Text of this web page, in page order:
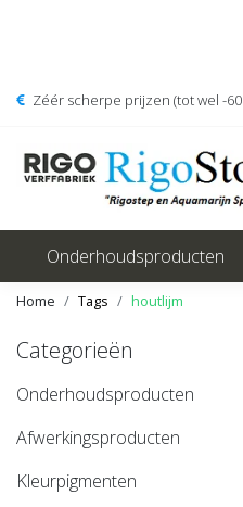
Zéér scherpe prijzen (tot wel -
Onderhoudsproducten
Home Tags houtlijm
Categorieën
Onderhoudsproducten
Afwerkingsproducten
Kleurpigmenten